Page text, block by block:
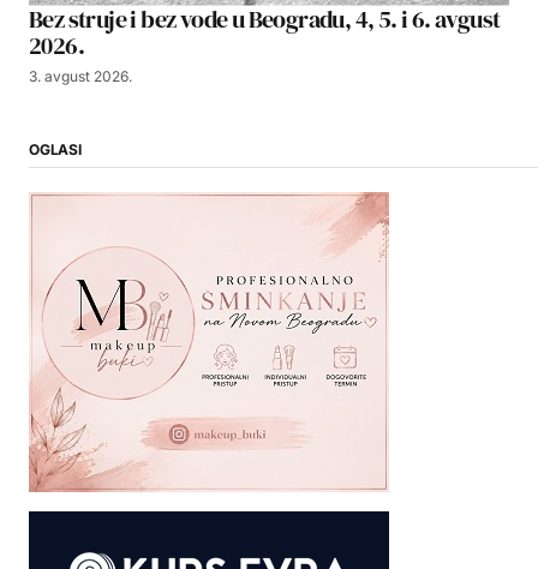
Bez struje i bez vode u Beogradu, 4, 5. i 6. avgust
2026.
3. avgust 2026.
OGLASI